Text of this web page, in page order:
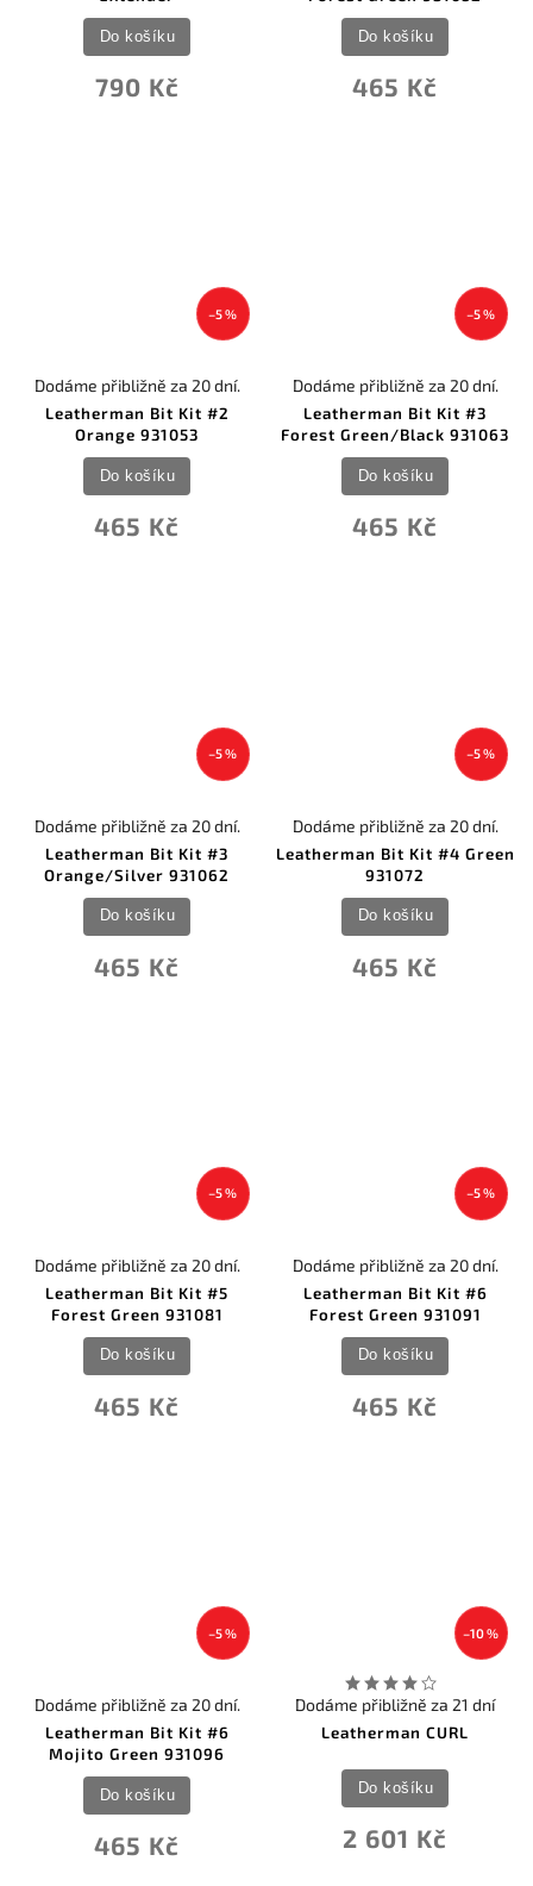
790 Kč
Do košíku
465 Kč
Do košíku
–5 %
Leatherman Bit Kit #2
Orange 931053
Dodáme přibližně za 20 dní.
465 Kč
Do košíku
–5 %
Leatherman Bit Kit #3
Forest Green/Black 931063
Dodáme přibližně za 20 dní.
465 Kč
Do košíku
–5 %
Leatherman Bit Kit #3
Orange/Silver 931062
Dodáme přibližně za 20 dní.
465 Kč
Do košíku
–5 %
Leatherman Bit Kit #4 Green
931072
Dodáme přibližně za 20 dní.
465 Kč
Do košíku
–5 %
Leatherman Bit Kit #5
Forest Green 931081
Dodáme přibližně za 20 dní.
465 Kč
Do košíku
–5 %
Leatherman Bit Kit #6
Forest Green 931091
Dodáme přibližně za 20 dní.
465 Kč
Do košíku
–5 %
Leatherman Bit Kit #6
Mojito Green 931096
Dodáme přibližně za 20 dní.
465 Kč
Do košíku
–10 %
Leatherman CURL
Dodáme přibližně za 21 dní
2 601 Kč
Do košíku